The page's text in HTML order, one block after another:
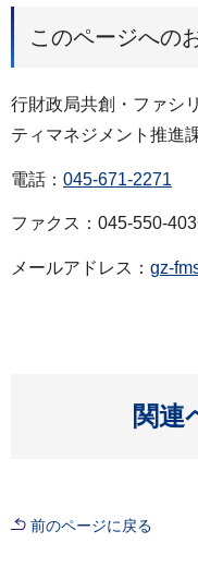
このページへの
行財政局共創・ファシ
ティマネジメント推進
電話： 045-671-2271
ファクス：045-550-
メールアドレス： gz-
関連
前のページに戻る